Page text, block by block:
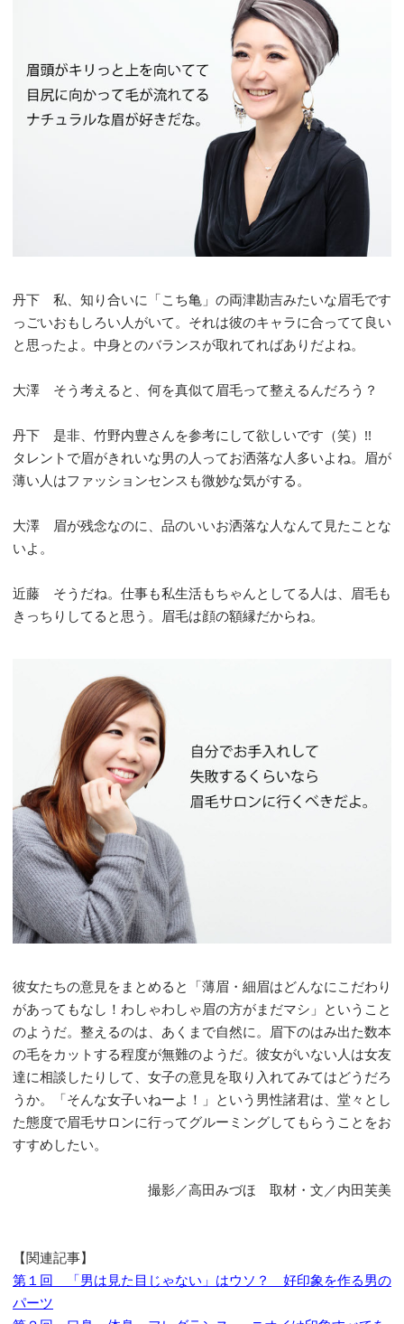
丹下 私、知り合いに「こち亀」の両津勘吉みたいな眉毛です
っごいおもしろい人がいて。それは彼のキャラに合ってて良い
と思ったよ。中身とのバランスが取れてればありだよね。
大澤 そう考えると、何を真似て眉毛って整えるんだろう？
丹下 是非、竹野内豊さんを参考にして欲しいです（笑）!!
タレントで眉がきれいな男の人ってお洒落な人多いよね。眉が
薄い人はファッションセンスも微妙な気がする。
大澤 眉が残念なのに、品のいいお洒落な人なんて見たことな
いよ。
近藤 そうだね。仕事も私生活もちゃんとしてる人は、眉毛も
きっちりしてると思う。眉毛は顔の額縁だからね。
彼女たちの意見をまとめると「薄眉・細眉はどんなにこだわり
があってもなし！わしゃわしゃ眉の方がまだマシ」ということ
のようだ。整えるのは、あくまで自然に。眉下のはみ出た数本
の毛をカットする程度が無難のようだ。彼女がいない人は女友
達に相談したりして、女子の意見を取り入れてみてはどうだろ
うか。「そんな女子いねーよ！」という男性諸君は、堂々とし
た態度で眉毛サロンに行ってグルーミングしてもらうことをお
すすめしたい。
撮影／高田みづほ 取材・文／内田芙美
【関連記事】
第１回 「男は見た目じゃない」はウソ？ 好印象を作る男の
パーツ